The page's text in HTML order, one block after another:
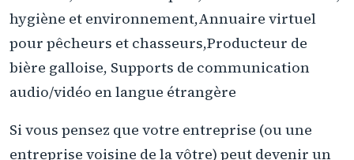
hygiène et environnement,Annuaire virtuel
pour pêcheurs et chasseurs,Producteur de
bière galloise, Supports de communication
audio/vidéo en langue étrangère
Si vous pensez que votre entreprise (ou une
entreprise voisine de la vôtre) peut devenir un